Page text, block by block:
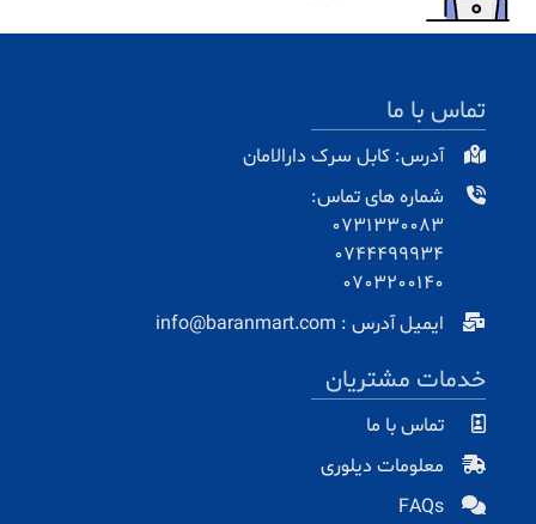
تماس با ما
آدرس: کابل سرک دارالامان
شماره های تماس:
0731330083
0744499934
0703200140
ایمیل آدرس : info@baranmart.com
خدمات مشتریان
تماس با ما
معلومات دیلوری
FAQs